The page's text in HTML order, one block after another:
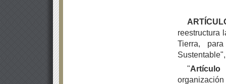
reestructura
Tierra,
"